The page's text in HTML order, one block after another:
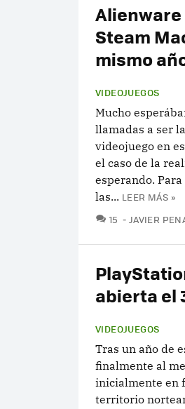
Alienware
Steam
mismo
VIDEOJUEGOS
Mucho
llamadas a ser
videojuego en
el caso de la
esperando.
las... LEER MÁS »
15
JAVIER
abierta el
VIDEOJUEGOS
Tras un año de
finalmente al
inicialmente en
territorio